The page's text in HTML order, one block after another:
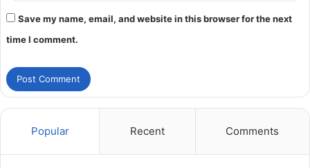
Save my name, email, and website in this browser for the next
time I comment.
Popular Recent Comments